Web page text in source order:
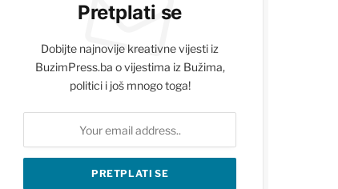
Pretplati se
Dobijte najnovije kreativne vijesti iz
BuzimPress.ba o vijestima iz Bužima,
politici i još mnogo toga!